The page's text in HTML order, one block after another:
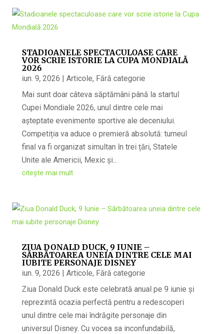
STADIOANELE SPECTACULOASE CARE
VOR SCRIE ISTORIE LA CUPA MONDIALĂ
2026
iun. 9, 2026 | Articole, Fără categorie
Mai sunt doar câteva săptămâni până la startul
Cupei Mondiale 2026, unul dintre cele mai
așteptate evenimente sportive ale deceniului.
Competiția va aduce o premieră absolută: turneul
final va fi organizat simultan în trei țări, Statele
Unite ale Americii, Mexic și...
citește mai mult
ZIUA DONALD DUCK, 9 IUNIE –
SĂRBĂTOAREA UNEIA DINTRE CELE MAI
IUBITE PERSONAJE DISNEY
iun. 9, 2026 | Articole, Fără categorie
Ziua Donald Duck este celebrată anual pe 9 iunie și
reprezintă ocazia perfectă pentru a redescoperi
unul dintre cele mai îndrăgite personaje din
universul Disney. Cu vocea sa inconfundabilă,